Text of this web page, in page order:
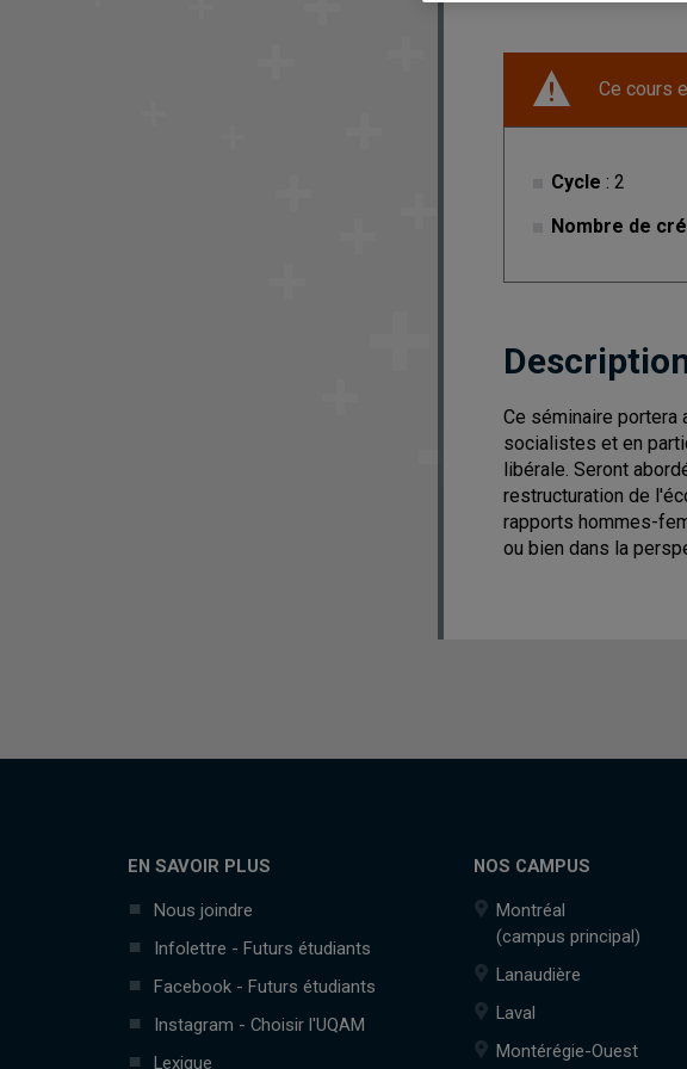
Ce cours
Cycle : 2
Nombre de
Ce séminaire
socialistes et en
libérale. Seront
restructuration de
rapports hommes-
ou bien dans la
EN SAVOIR PLUS
Nous joindre
Infolettre - Futurs étudiants
Facebook - Futurs étudiants
Instagram - Choisir l'UQAM
Lexique
NOS CAMPUS
Montréal
(campus principal)
Lanaudière
Laval
Montérégie-Ouest